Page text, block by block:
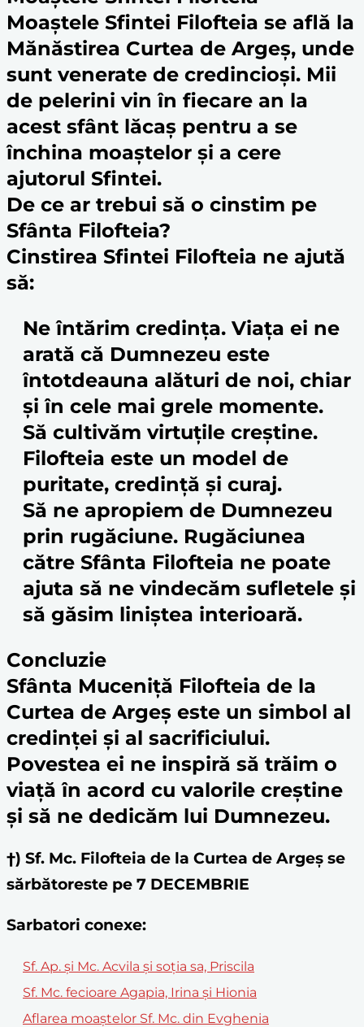
Moaștele Sfintei Filofteia se află la
Mănăstirea Curtea de Argeș, unde
sunt venerate de credincioși. Mii
de pelerini vin în fiecare an la
acest sfânt lăcaș pentru a se
închina moaștelor și a cere
ajutorul Sfintei.
De ce ar trebui să o cinstim pe
Sfânta Filofteia?
Cinstirea Sfintei Filofteia ne ajută
să:
Ne întărim credința. Viața ei ne
arată că Dumnezeu este
întotdeauna alături de noi, chiar
și în cele mai grele momente.
Să cultivăm virtuțile creștine.
Filofteia este un model de
puritate, credință și curaj.
Să ne apropiem de Dumnezeu
prin rugăciune. Rugăciunea
către Sfânta Filofteia ne poate
ajuta să ne vindecăm sufletele și
să găsim liniștea interioară.
Concluzie
Sfânta Muceniță Filofteia de la
Curtea de Argeș este un simbol al
credinței și al sacrificiului.
Povestea ei ne inspiră să trăim o
viață în acord cu valorile creștine
și să ne dedicăm lui Dumnezeu.
†) Sf. Mc. Filofteia de la Curtea de Argeș se
sărbătoreste pe 7 DECEMBRIE
Sarbatori conexe:
Sf. Ap. și Mc. Acvila și soția sa, Priscila
Sf. Mc. fecioare Agapia, Irina şi Hionia
Aflarea moaştelor Sf. Mc. din Evghenia